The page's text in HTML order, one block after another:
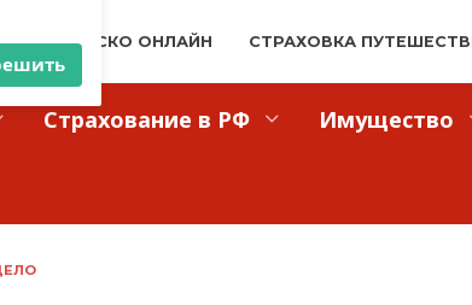
КАСКО ОНЛАЙН СТРАХОВКА
Страхование в РФ Имущество